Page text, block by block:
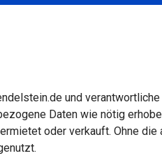
und
Daten wie nötig
oder verkauft. Ohne die